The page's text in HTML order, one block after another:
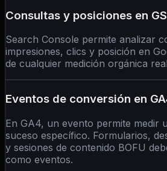
Consultas y posiciones en
Search Console permite analizar
impresiones, clics y posición en
de cualquier medición orgánica
Eventos de conversión en
En GA4, un evento permite medir
suceso específico. Formularios,
y sesiones de contenido BOFU
como eventos.